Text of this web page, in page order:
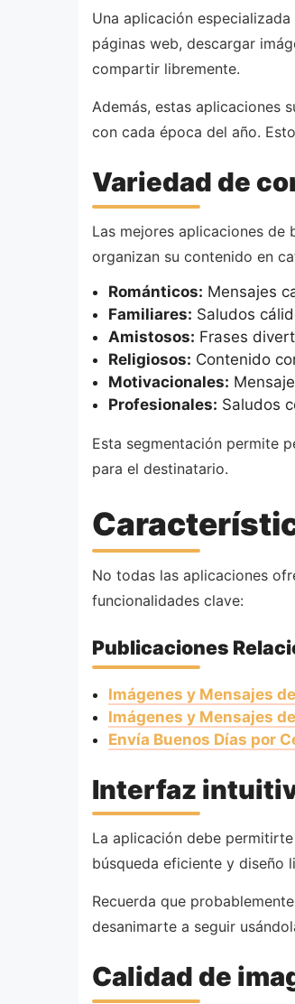
Una aplicación
páginas web, descargar
compartir libremente.
Además, estas aplicaciones
con cada época del año.
Variedad de
Las mejores aplicaciones de
organizan su contenido en
Románticos: Mensajes
Familiares: Saludos
Amistosos: Frases
Religiosos: Contenido
Motivacionales:
Profesionales: Saludos
Esta segmentación permite
para el destinatario.
No todas las aplicaciones
funcionalidades clave:
Publicaciones
Imágenes y Mensajes
Imágenes y Mensajes
Envía Buenos Días por
Interfaz
La aplicación debe
búsqueda eficiente y diseño
Recuerda que
desanimarte a seguir
Calidad de